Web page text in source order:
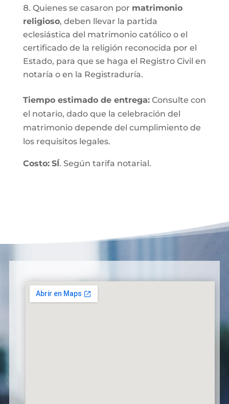
Quienes se casaron por matrimonio
religioso, deben llevar la partida
eclesiástica del matrimonio católico o el
certificado de la religión reconocida por el
Estado, para que se haga el Registro Civil en
notaría o en la Registraduría.
Tiempo estimado de entrega:Consulte con
el notario, dado que la celebración del
matrimonio depende del cumplimiento de
los requisitos legales.
Costo: SÍ. Según tarifa notarial.